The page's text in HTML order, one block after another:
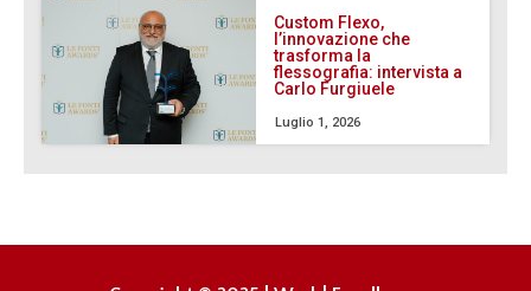
Custom Flexo,
l’innovazione che
trasforma la
flessografia: intervista a
Carlo Furgiuele
Luglio 1, 2026